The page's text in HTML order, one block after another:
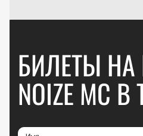
БИЛЕТЫ НА
NOIZE MC